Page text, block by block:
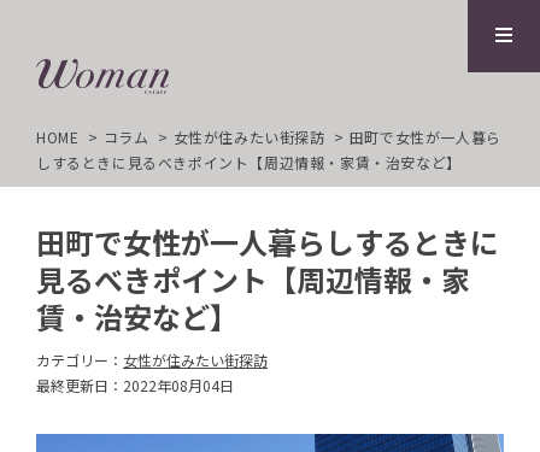
HOME コラム 女性が住みたい街探訪
田町で女性が一人暮ら
しするときに見るべきポイント【周辺情報・家賃・治安など】
田町で女性が一人暮らしするときに
見るべきポイント【周辺情報・家
賃・治安など】
カテゴリー： 女性が住みたい街探訪
最終更新日：2022年08月04日